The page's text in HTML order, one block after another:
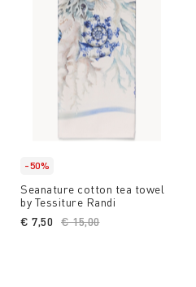
-50%
Seanature cotton tea towel
by Tessiture Randi
Price reduced from
€ 15,00to
€ 7,50